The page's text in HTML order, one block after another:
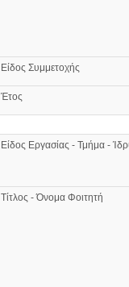
Είδος Συμμετοχής
Έτος
Είδος Εργασίας - Τμήμα -
Τίτλος - Όνομα Φοιτητή